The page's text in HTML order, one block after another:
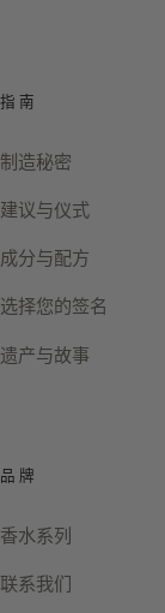
指南
制造秘密
建议与仪式
成分与配方
选择您的签名
遗产与故事
品牌
香水系列
联系我们